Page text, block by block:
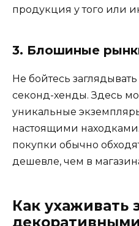
продукция у того или
3. Блошиные
Не бойтесь
секонд-хенды. Здесь
уникальные
настоящими
покупки обычно
дешевле, чем в
Как ухаживать